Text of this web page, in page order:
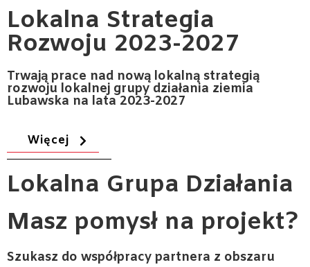
Lokalna Strategia
Rozwoju 2023-2027
Trwają prace nad nową lokalną strategią
rozwoju lokalnej grupy działania ziemia
Lubawska na lata 2023-2027
Więcej
Lokalna Grupa Działania
Masz pomysł na projekt?
Szukasz do współpracy partnera z obszaru